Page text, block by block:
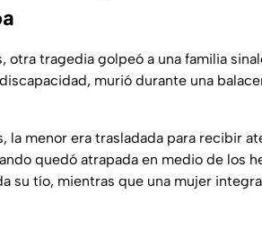
otra tragedia golpeó a una familia
murió durante una
la menor era trasladada para recibir
quedó atrapada en medio de los
su tío, mientras que una mujer